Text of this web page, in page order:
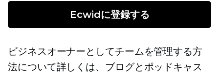
Ecwidに登録する
ビジネスオーナーとしてチームを管理する方
法について詳しくは、ブログとポッドキャス